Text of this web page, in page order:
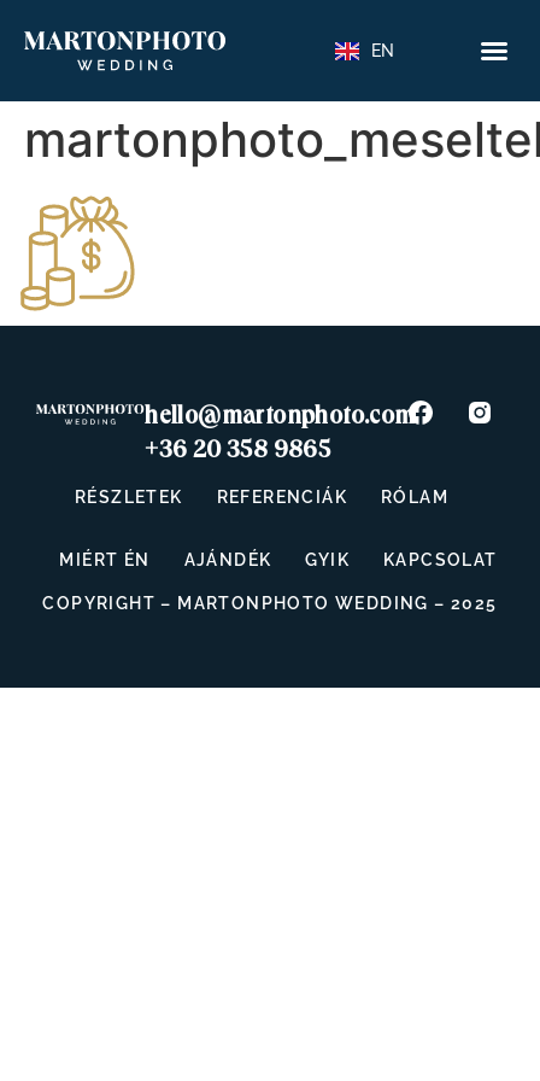
EN
hello@martonphoto.com
+36 20 358 9865
RÉSZLETEK REFERENCIÁK RÓLAM
MIÉRT ÉN AJÁNDÉK GYIK KAPCSOLAT
COPYRIGHT – MARTONPHOTO WEDDING – 2025